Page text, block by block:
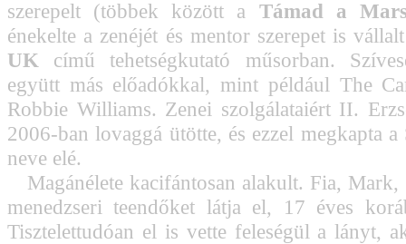
szerepelt (többek között a Támad a
énekelte a zenéjét és mentor szerepet is
UK című tehetségkutató műsorban.
együtt más előadókkal, mint például The
Robbie Williams. Zenei szolgálataiért II.
2006-ban lovaggá ütötte, és ezzel megkapta
neve elé.
Magánélete kacifántosan alakult. Fia, Mark,
menedzseri teendőket látja el, 17 éves
Tisztelettudóan el is vette feleségül a lányt,